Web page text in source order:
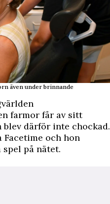
även under brinnande
farmor får av sitt
blev därför inte chockad.
och hon
på nätet.